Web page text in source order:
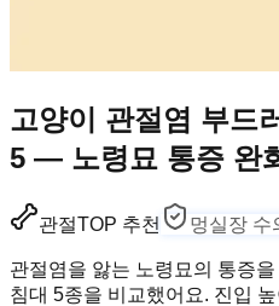
고양이 관절염 부드
5 — 노령묘 통증 완
관절TOP 추천 멍실장 수
관절염을 앓는 노령묘의 통증
침대 5종을 비교했어요. 진입